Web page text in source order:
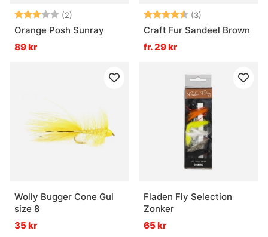
Betyg: (2)
3.0 utav 5 stjärnor
Orange Posh Sunray
89 kr
Betyg: (3)
Craft Fur Sandeel Brown
fr. 29 kr
Wolly Bugger Cone Gul
size 8
35 kr
Fladen Fly Selection
Zonker
65 kr